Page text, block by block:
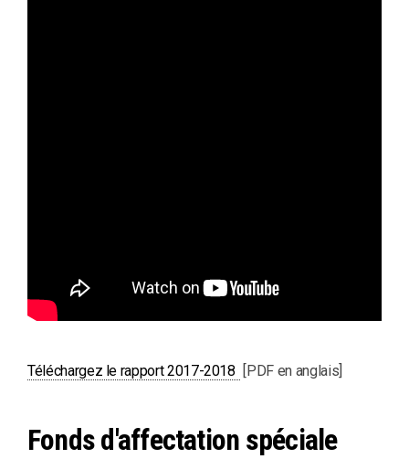
Téléchargez le rapport 2017-2018 PDF
[PDF en anglais]
Fonds d'affectation spéciale